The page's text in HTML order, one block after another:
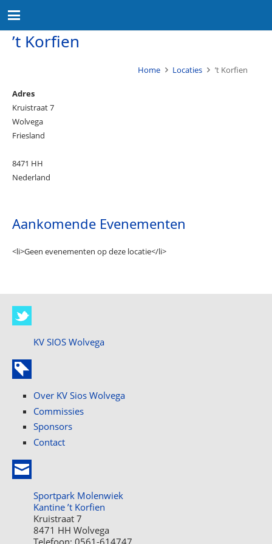
’t Korfien
Home Locaties ’t Korfien
Adres
Kruistraat 7
Wolvega
Friesland
8471 HH
Nederland
Aankomende Evenementen
<li>Geen evenementen op deze locatie</li>
KV SIOS Wolvega
Over KV Sios Wolvega
Commissies
Sponsors
Contact
Sportpark Molenwiek
Kantine ’t Korfien
Kruistraat 7
8471 HH Wolvega
Telefoon: 0561-614747